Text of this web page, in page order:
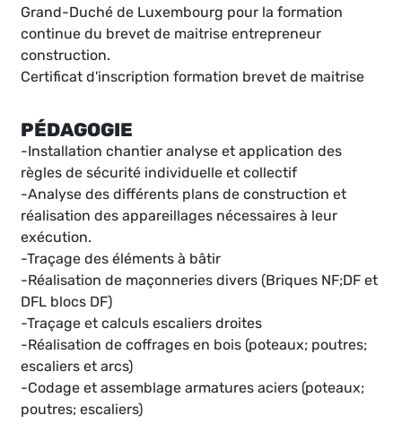
Grand-Duché de Luxembourg pour la formation
continue du brevet de maitrise entrepreneur
construction.
Certificat d'inscription formation brevet de maitrise
PÉDAGOGIE
-Installation chantier analyse et application des
règles de sécurité individuelle et collectif
-Analyse des différents plans de construction et
réalisation des appareillages nécessaires à leur
exécution.
-Traçage des éléments à bâtir
-Réalisation de maçonneries divers (Briques NF;DF et
DFL blocs DF)
-Traçage et calculs escaliers droites
-Réalisation de coffrages en bois (poteaux; poutres;
escaliers et arcs)
-Codage et assemblage armatures aciers (poteaux;
poutres; escaliers)